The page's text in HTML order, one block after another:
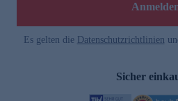
Es gelten die Datenschutzrichtlinien
Sicher